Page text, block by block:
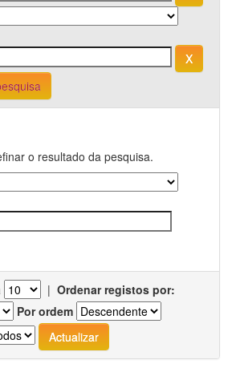
o resultado da pesquisa.
| Ordenar registos por:
Por ordem